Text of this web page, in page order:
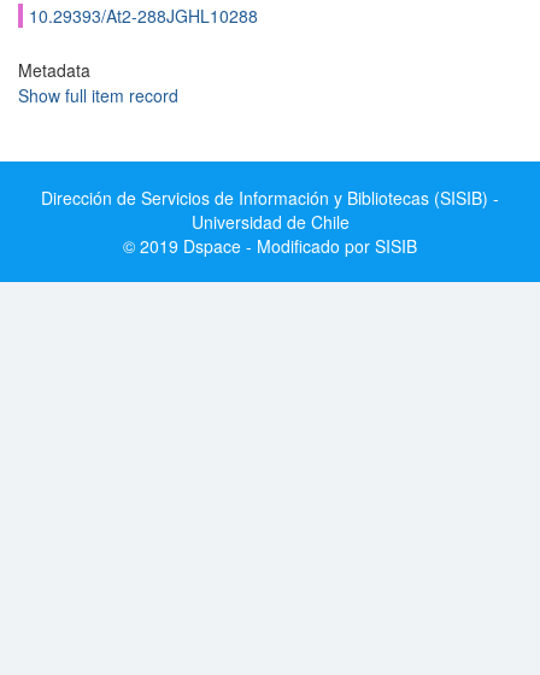
10.29393/At2-288JGHL10288
Metadata
Show full item record
Dirección de Servicios de Información y Bibliotecas (SISIB) -
Universidad de Chile
© 2019 Dspace - Modificado por SISIB